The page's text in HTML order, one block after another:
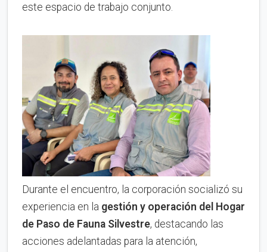
este espacio de trabajo conjunto.
Durante el encuentro, la corporación socializó su
experiencia en la gestión y operación del Hogar
de Paso de Fauna Silvestre, destacando las
acciones adelantadas para la atención,